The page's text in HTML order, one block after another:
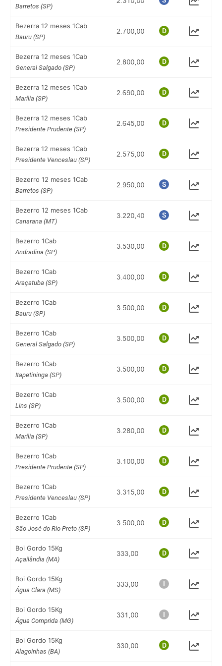
Barretos (SP)
Bezerra 12 meses 1Cab
Bauru (SP)
Bezerra 12 meses 1Cab
General Salgado (SP)
Bezerra 12 meses 1Cab
Marília (SP)
Bezerra 12 meses 1Cab
Presidente Prudente (SP)
Bezerra 12 meses 1Cab
Presidente Venceslau (SP)
Bezerro 12 meses 1Cab
Barretos (SP)
Bezerro 12 meses 1Cab
Canarana (MT)
Bezerro 1Cab
Andradina (SP)
Bezerro 1Cab
Araçatuba (SP)
Bezerro 1Cab
Bauru (SP)
Bezerro 1Cab
General Salgado (SP)
Bezerro 1Cab
Itapetininga (SP)
Bezerro 1Cab
Lins (SP)
Bezerro 1Cab
Marília (SP)
Bezerro 1Cab
Presidente Prudente (SP)
Bezerro 1Cab
Presidente Venceslau (SP)
Bezerro 1Cab
São José do Rio Preto (SP)
Boi Gordo 15Kg
Açailândia (MA)
Boi Gordo 15Kg
Água Clara (MS)
Boi Gordo 15Kg
Água Comprida (MG)
Boi Gordo 15Kg
Alagoinhas (BA)